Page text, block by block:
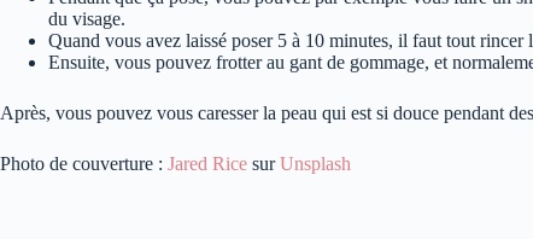
du visage.
Quand vous avez laissé poser 5 à 10 minutes, il faut tout rincer
Ensuite, vous pouvez frotter au gant de gommage, et
Après, vous pouvez vous caresser la peau qui est si douce pendant
Photo de couverture : Jared Rice surUnsplash